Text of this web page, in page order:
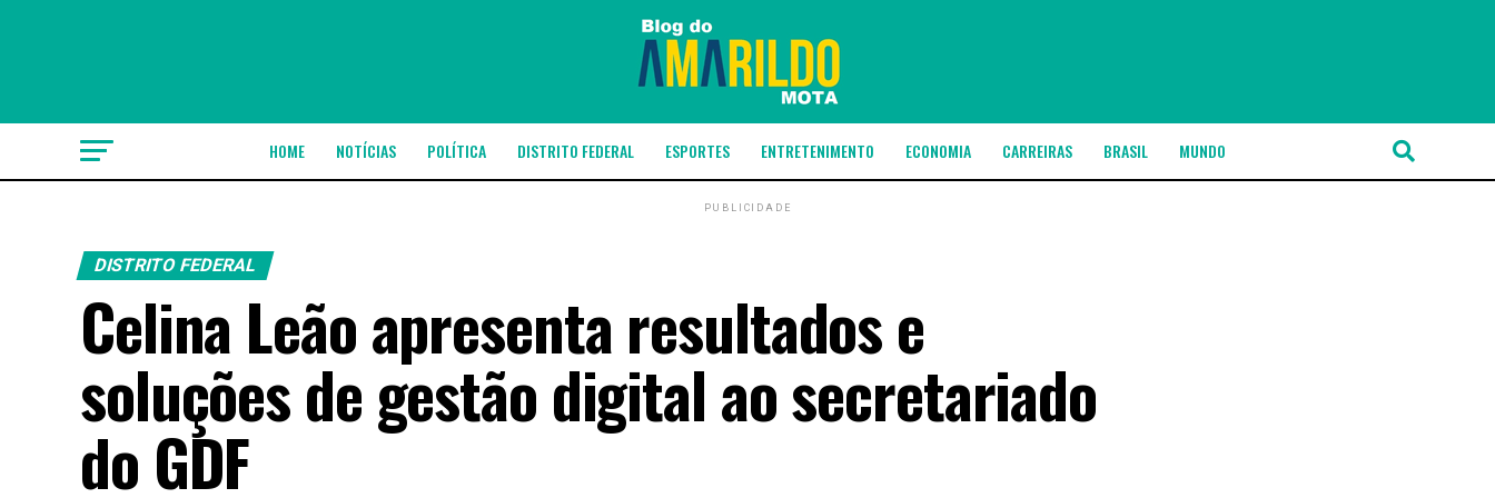
HOME NOTÍCIAS POLÍTICA DISTRITO FEDERAL ESPORTES ENTRETENIMENTO ECONOMIA CARREIRAS BRASIL MUNDO
PUBLICIDADE
DISTRITO FEDERAL
Celina Leão apresenta resultados e
soluções de gestão digital ao secretariado
do GDF